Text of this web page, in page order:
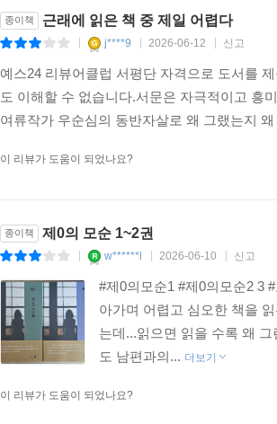
종이책 근래에 읽은 책 중 제일 어렵다
j****9 2026-06-12 신고
예스24 리뷰어클럽 서평단 자격으로 도서를
도 이해할 수 없습니다.서문은 자극적이고 흥
여류작가 우순심의 동반자살로 왜 그랬는지
이 리뷰가 도움이 되었나요?
종이책 제0의 모순 1~2권
w******l 2026-06-10 신고
#제0의모순1 #제0의모순2 3
아가며 어렵고 심오한 책을
는데...읽으면 읽을 수록 왜
도 남편과의... 더보기
이 리뷰가 도움이 되었나요?